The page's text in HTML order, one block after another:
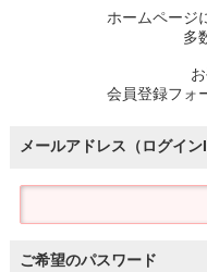
ホームページ
多
会員登録フォ
メールアドレス（ログイン
ご希望のパスワード